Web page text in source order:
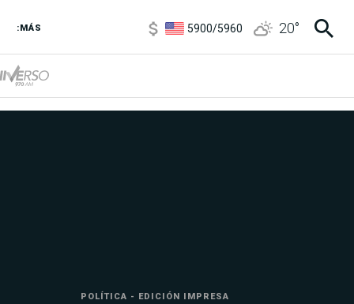
:MÁS
1100/1160
20°
POLÍTICA - EDICIÓN IMPRESA